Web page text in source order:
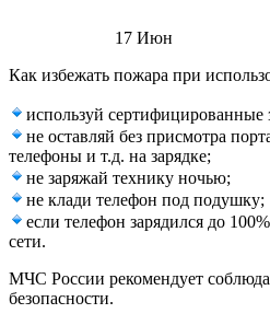
17Июн
Как избежать пожара при
используй сертифицированные
не оставляй без присмотра
телефоны и т.д. на зарядке;
не заряжай технику ночью;
не клади телефон под подушку;
если телефон зарядился до
сети.
МЧС России рекомендует
безопасности.